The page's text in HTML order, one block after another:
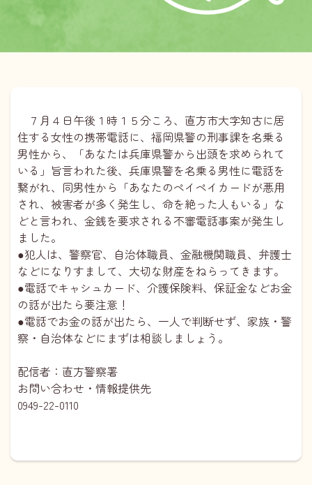
７月４日午後１時１５分ころ、直方市大字知古に居
住する女性の携帯電話に、福岡県警の刑事課を名乗る
男性から、「あなたは兵庫県警から出頭を求められて
いる」旨言われた後、兵庫県警を名乗る男性に電話を
繋がれ、同男性から「あなたのペイペイカードが悪用
され、被害者が多く発生し、命を絶った人もいる」な
どと言われ、金銭を要求される不審電話事案が発生し
ました。
●犯人は、警察官、自治体職員、金融機関職員、弁護士
などになりすまして、大切な財産をねらってきます。
●電話でキャシュカード、介護保険料、保証金などお金
の話が出たら要注意！
●電話でお金の話が出たら、一人で判断せず、家族・警
察・自治体などにまずは相談しましょう。
配信者：直方警察署
お問い合わせ・情報提供先
0949-22-0110